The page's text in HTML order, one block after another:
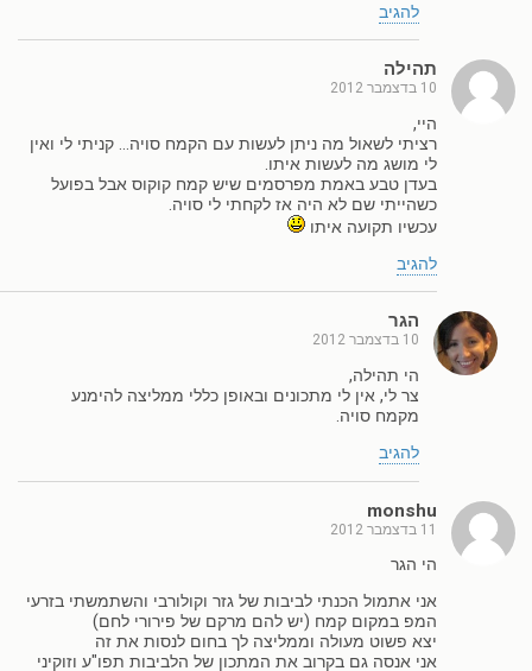
להגיב
תהילה
10 בדצמבר 2012
היי,
רציתי לשאול מה ניתן לעשות עם הקמח סויה… קניתי לי ואין
לי מושג מה לעשות איתו.
בעדן טבע באמת מפרסמים שיש קמח קוקוס אבל בפועל
כשהייתי שם לא היה אז לקחתי לי סויה.
עכשיו תקועה איתו
להגיב
הגר
10 בדצמבר 2012
הי תהילה,
צר לי, אין לי מתכונים ובאופן כללי ממליצה להימנע
מקמח סויה.
להגיב
monshu
11 בדצמבר 2012
הי הגר
אני אתמול הכנתי לביבות של גזר וקולורבי והשתמשתי בזרעי
המפ במקום קמח (יש להם מרקם של פירורי לחם)
יצא פשוט מעולה וממליצה לך בחום לנסות את זה
אני אנסה גם בקרוב את המתכון של הלביבות תפו"ע וזוקיני